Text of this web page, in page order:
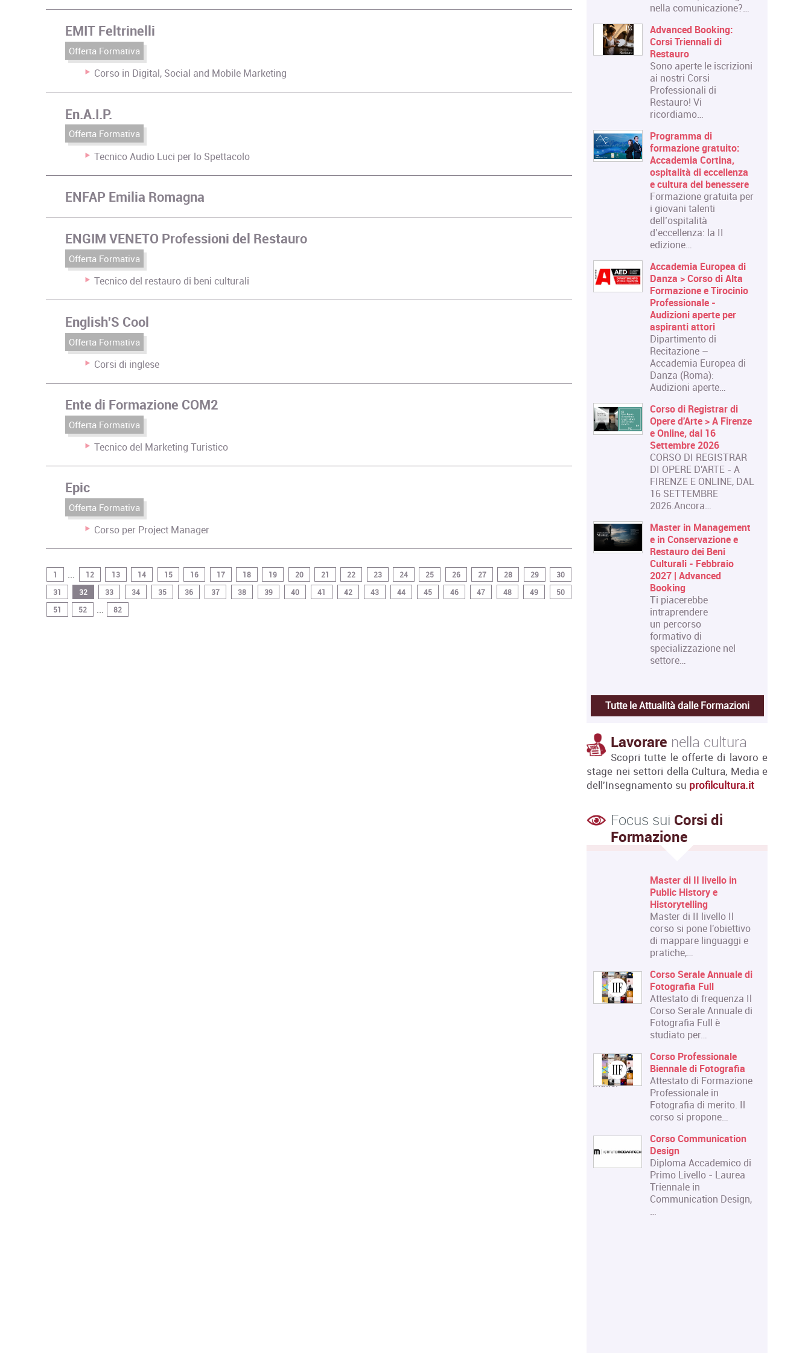
EMIT Feltrinelli
Offerta Formativa
Corso in Digital, Social and Mobile Marketing
En.A.I.P.
Offerta Formativa
Tecnico Audio Luci per lo Spettacolo
ENFAP Emilia Romagna
ENGIM VENETO Professioni del Restauro
Offerta Formativa
Tecnico del restauro di beni culturali
English'S Cool
Offerta Formativa
Corsi di inglese
Ente di Formazione COM2
Offerta Formativa
Tecnico del Marketing Turistico
Epic
Offerta Formativa
Corso per Project Manager
1 ... 12 13 14 15 16 17 18 19 20 21 22 23 24 25 26 27 28 29
30
31
32 33 34 35 36 37 38 39 40 41 42 43 44 45 46 47 48 49
50
51
52 ... 82
nella comunicazione?…
Advanced Booking:
Corsi Triennali di
Restauro
Sono aperte le iscrizioni
ai nostri Corsi
Professionali di
Restauro! Vi
ricordiamo…
Programma di
formazione gratuito:
Accademia Cortina,
ospitalità di eccellenza
e cultura del benessere
Formazione gratuita per
i giovani talenti
dell’ospitalità
d’eccellenza: la II
edizione…
Accademia Europea di
Danza > Corso di Alta
Formazione e Tirocinio
Professionale -
Audizioni aperte per
aspiranti attori
Dipartimento di
Recitazione –
Accademia Europea di
Danza (Roma):
Audizioni aperte…
Corso di Registrar di
Opere d'Arte > A Firenze
e Online, dal 16
Settembre 2026
CORSO DI REGISTRAR
DI OPERE D'ARTE - A
FIRENZE E ONLINE, DAL
16 SETTEMBRE
2026.Ancora…
Master in Management
e in Conservazione e
Restauro dei Beni
Culturali - Febbraio
2027 | Advanced
Booking
Ti piacerebbe
intraprendere
un percorso
formativo di
specializzazione nel
settore…
Tutte le Attualità dalle Formazioni
Lavorare nella cultura
Scopri tutte le offerte di lavoro e
stage nei settori della Cultura, Media e
dell'Insegnamento su profilcultura.it
Focus sui Corsi di
Formazione
https://ilprato.com/corso/analisi-
Master di II livello in
Public History e
Historytelling
Master di II livello Il
corso si pone l'obiettivo
di mappare linguaggi e
pratiche,…
Corso Serale Annuale di
Fotografia Full
Attestato di frequenza Il
Corso Serale Annuale di
Fotografia Full è
studiato per…
Corso Professionale
Biennale di Fotografia
Attestato di Formazione
Professionale in
Fotografia di merito. Il
corso si propone…
Corso Communication
Design
Diploma Accademico di
Primo Livello - Laurea
Triennale in
Communication Design,
…